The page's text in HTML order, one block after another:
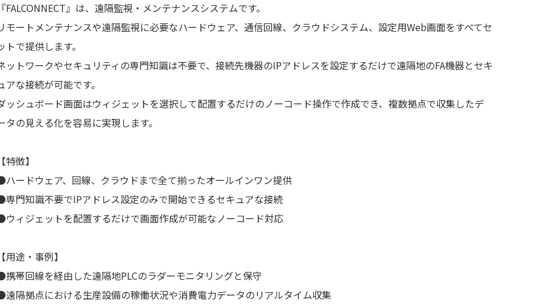
FALCONNECT』は、遠隔監視・メンテナンスシステムです。
モートメンテナンスや遠隔監視に必要なハードウェア、通信回線、クラウドシステム、設定用Web画面をすべてセ
トで提供します。
ットワークやセキュリティの専門知識は不要で、接続先機器のIPアドレスを設定するだけで遠隔地のFA機器とセキ
アな接続が可能です。
ッシュボード画面はウィジェットを選択して配置するだけのノーコード操作で作成でき、複数拠点で収集したデ
タの見える化を容易に実現します。
特徴】
ードウェア、回線、クラウドまで全て揃ったオールインワン提供
門知識不要でIPアドレス設定のみで開始できるセキュアな接続
ィジェットを配置するだけで画面作成が可能なノーコード対応
用途・事例】
帯回線を経由した遠隔地PLCのラダーモニタリングと保守
隔拠点における生産設備の稼働状況や消費電力データのリアルタイム収集